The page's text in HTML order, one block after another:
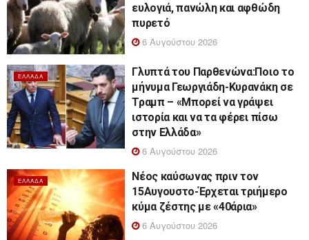
ευλογιά, πανώλη και αφθώδη
πυρετό
6 Αυγούστου 2026
ΕΛΛΆΔΑ
Γλυπτά του Παρθενώνα:Ποιο το
μήνυμα Γεωργιάδη-Κυρανάκη σε
Τραμπ – «Μπορεί να γράψει
ιστορία και να τα φέρει πίσω
στην Ελλάδα»
6 Αυγούστου 2026
ΕΛΛΆΔΑ
Νέος καύσωνας πριν τον
15Αυγουστο-Έρχεται τριήμερο
κύμα ζέστης με «40άρια»
6 Αυγούστου 2026